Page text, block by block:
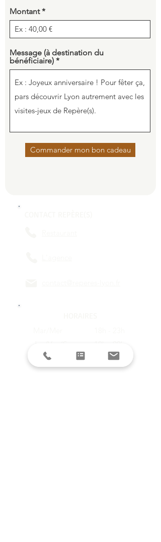
Montant
Message (à destination du
bénéficiaire)
Commander mon bon cadeau
Dim/Lun
Fermé